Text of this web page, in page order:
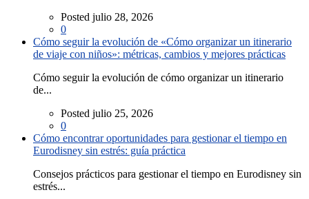
Posted julio 28, 2026
0
Cómo seguir la evolución de «Cómo organizar un itinerario
de viaje con niños»: métricas, cambios y mejores prácticas
Cómo seguir la evolución de cómo organizar un itinerario
de...
Posted julio 25, 2026
0
Cómo encontrar oportunidades para gestionar el tiempo en
Eurodisney sin estrés: guía práctica
Consejos prácticos para gestionar el tiempo en Eurodisney sin
estrés...